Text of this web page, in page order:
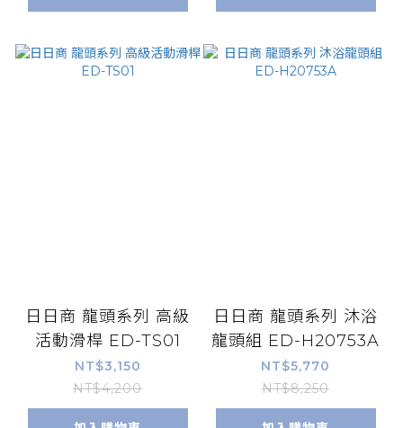
日日商 龍頭系列 高級
活動滑桿 ED-TS01
NT$3,150
NT$4,200
日日商 龍頭系列 沐浴
龍頭組 ED-H20753A
NT$5,770
NT$8,250